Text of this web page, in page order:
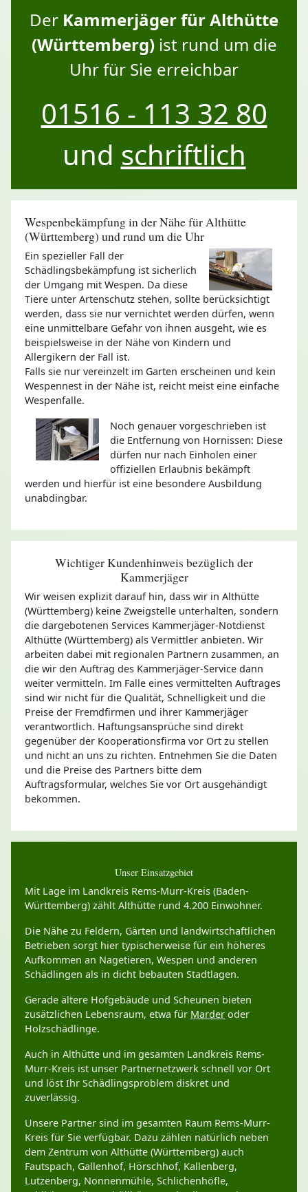
Der Kammerjäger für Althütte
(Württemberg)ist rund um die
Uhr für Sie erreichbar
01516 - 113 32 80
und schriftlich
Wespenbekämpfung in der Nähe für Althütte
(Württemberg) und rund um die Uhr
Ein spezieller Fall der
Schädlingsbekämpfung ist sicherlich
der Umgang mit Wespen. Da diese
Tiere unter Artenschutz stehen, sollte berücksichtigt
werden, dass sie nur vernichtet werden dürfen, wenn
eine unmittelbare Gefahr von ihnen ausgeht, wie es
beispielsweise in der Nähe von Kindern und
Allergikern der Fall ist.
Falls sie nur vereinzelt im Garten erscheinen und kein
Wespennest in der Nähe ist, reicht meist eine einfache
Wespenfalle.
Noch genauer vorgeschrieben ist
die Entfernung von Hornissen: Diese
dürfen nur nach Einholen einer
offiziellen Erlaubnis bekämpft
werden und hierfür ist eine besondere Ausbildung
unabdingbar.
Wichtiger Kundenhinweis bezüglich der
Kammerjäger
Wir weisen explizit darauf hin, dass wir in Althütte
(Württemberg) keine Zweigstelle unterhalten, sondern
die dargebotenen Services Kammerjäger-Notdienst
Althütte (Württemberg) als Vermittler anbieten. Wir
arbeiten dabei mit regionalen Partnern zusammen, an
die wir den Auftrag des Kammerjäger-Service dann
weiter vermitteln. Im Falle eines vermittelten Auftrages
sind wir nicht für die Qualität, Schnelligkeit und die
Preise der Fremdfirmen und ihrer Kammerjäger
verantwortlich. Haftungsansprüche sind direkt
gegenüber der Kooperationsfirma vor Ort zu stellen
und nicht an uns zu richten. Entnehmen Sie die Daten
und die Preise des Partners bitte dem
Auftragsformular, welches Sie vor Ort ausgehändigt
bekommen.
Unser Einsatzgebiet
Mit Lage im Landkreis Rems-Murr-Kreis (Baden-
Württemberg) zählt Althütte rund 4.200 Einwohner.
Die Nähe zu Feldern, Gärten und landwirtschaftlichen
Betrieben sorgt hier typischerweise für ein höheres
Aufkommen an Nagetieren, Wespen und anderen
Schädlingen als in dicht bebauten Stadtlagen.
Gerade ältere Hofgebäude und Scheunen bieten
zusätzlichen Lebensraum, etwa für Marder oder
Holzschädlinge.
Auch in Althütte und im gesamten Landkreis Rems-
Murr-Kreis ist unser Partnernetzwerk schnell vor Ort
und löst Ihr Schädlingsproblem diskret und
zuverlässig.
Unsere Partner sind im gesamten Raum Rems-Murr-
Kreis für Sie verfügbar. Dazu zählen natürlich neben
dem Zentrum von Althütte (Württemberg) auch
Fautspach, Gallenhof, Hörschhof, Kallenberg,
Lutzenberg, Nonnenmühle, Schlichenhöfle,